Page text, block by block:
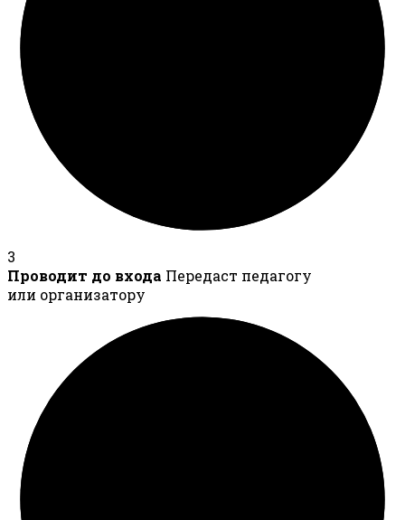
3
Проводит до входа Передаст педагогу
или организатору